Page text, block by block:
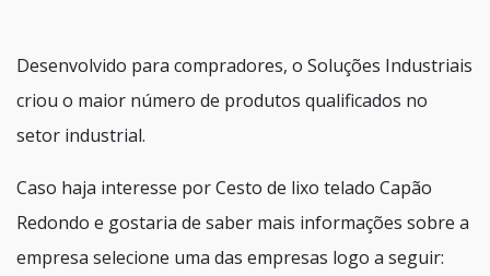
Desenvolvido para compradores, o Soluções Industriais
criou o maior número de produtos qualificados no
setor industrial.
Caso haja interesse por Cesto de lixo telado Capão
Redondo e gostaria de saber mais informações sobre a
empresa selecione uma das empresas logo a seguir: